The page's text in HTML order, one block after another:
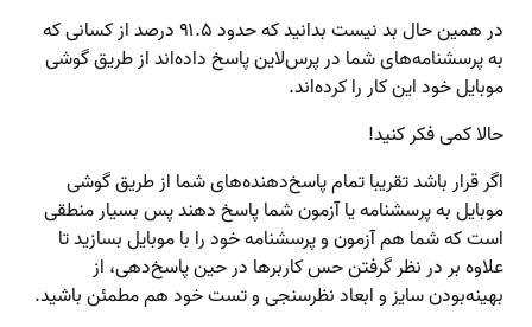
در همین حال بد نیست بدانید که حدود ۹۱.۵ درصد از کسانی که
به پرسشنامه‌های شما در پرس‌لاین پاسخ داده‌اند از طریق گوشی
موبایل خود این کار را کرده‌اند.
حالا کمی فکر کنید!
اگر قرار باشد تقریبا تمام پاسخ‌دهنده‌های شما از طریق گوشی
موبایل به پرسشنامه یا آزمون شما پاسخ دهند پس بسیار منطقی
است که شما هم آزمون و پرسشنامه خود را با موبایل بسازید تا
علاوه بر در نظر گرفتن حس کاربرها در حین پاسخ‌دهی، از
بهینه‌بودن سایز و ابعاد نظرسنجی و تست خود هم مطمئن باشید.